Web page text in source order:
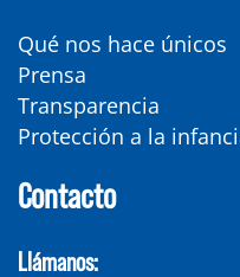
Qué nos hace únicos
Prensa
Transparencia
Protección a la
Contacto
Llámanos: